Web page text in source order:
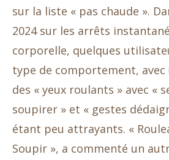
sur la liste « pas chaude ».
2024 sur les arrêts
corporelle, quelques
type de comportement,
des « yeux roulants » avec «
soupirer » et « gestes
étant peu attrayants. «
Soupir », a commenté un